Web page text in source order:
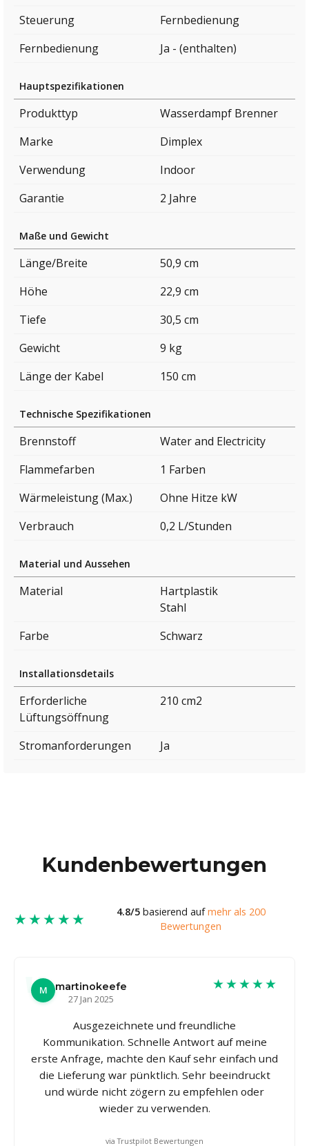
Steuerung
Fernbedienung
Fernbedienung
Ja - (enthalten)
Hauptspezifikationen
Produkttyp
Wasserdampf Brenner
Marke
Dimplex
Verwendung
Indoor
Garantie
2 Jahre
Maße und Gewicht
Länge/Breite
50,9 cm
Höhe
22,9 cm
Tiefe
30,5 cm
Gewicht
9 kg
Länge der Kabel
150 cm
Technische Spezifikationen
Brennstoff
Water and Electricity
Flammefarben
1 Farben
Wärmeleistung (Max.)
Ohne Hitze kW
Verbrauch
0,2 L/Stunden
Material und Aussehen
Material
Hartplastik
Stahl
Farbe
Schwarz
Installationsdetails
Erforderliche
Lüftungsöffnung
210 cm2
Stromanforderungen Ja
Kundenbewertungen
★★★★★ 4.8/5basierend aufmehr als 200
Bewertungen
M
martinokeefe
27 Jan 2025
★★★★★
Ausgezeichnete und freundliche
Kommunikation. Schnelle Antwort auf meine
erste Anfrage, machte den Kauf sehr einfach und
die Lieferung war pünktlich. Sehr beeindruckt
und würde nicht zögern zu empfehlen oder
wieder zu verwenden.
via Trustpilot Bewertungen